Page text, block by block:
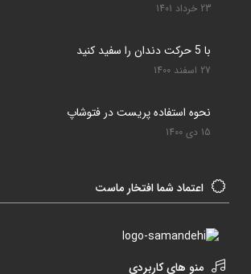
23 خرداد 1401
با 5 حرکت دندان را سفید کنید
27 اسفند 1400
نحوه استفاده پریست در فتوشاپ
15 دی 1400
اعتماد شما افتخار ماست
منو های کاربردی